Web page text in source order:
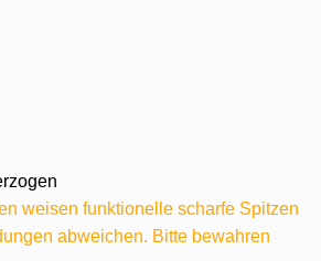
weisen funktionelle scharfe Spitzen
abweichen. Bitte bewahren